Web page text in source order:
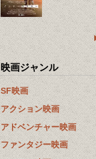
映画ジャンル
SF映画
アクション映画
アドベンチャー映画
ファンタジー映画